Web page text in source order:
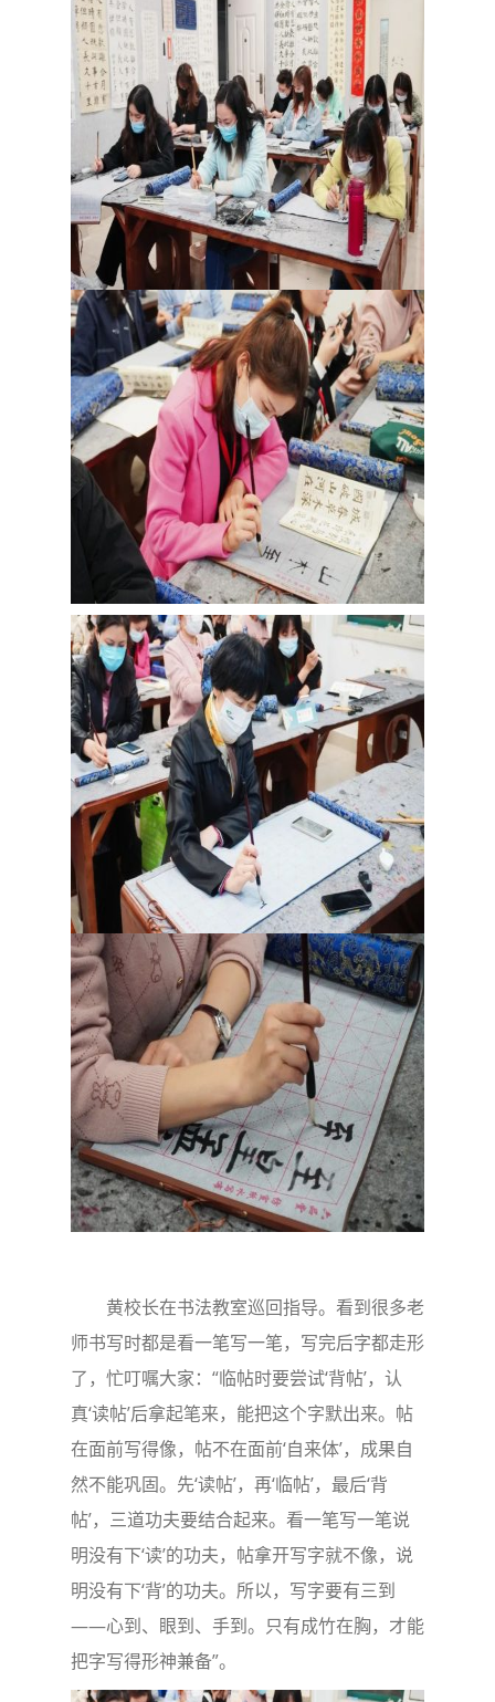
黄校长在书法教室巡回指导。看到很多老
师书写时都是看一笔写一笔，写完后字都走形
了，忙叮嘱大家：“临帖时要尝试‘背帖’，认
真‘读帖’后拿起笔来，能把这个字默出来。帖
在面前写得像，帖不在面前‘自来体’，成果自
然不能巩固。先‘读帖’，再‘临帖’，最后‘背
帖’，三道功夫要结合起来。看一笔写一笔说
明没有下‘读’的功夫，帖拿开写字就不像，说
明没有下‘背’的功夫。所以，写字要有三到
——心到、眼到、手到。只有成竹在胸，才能
把字写得形神兼备”。